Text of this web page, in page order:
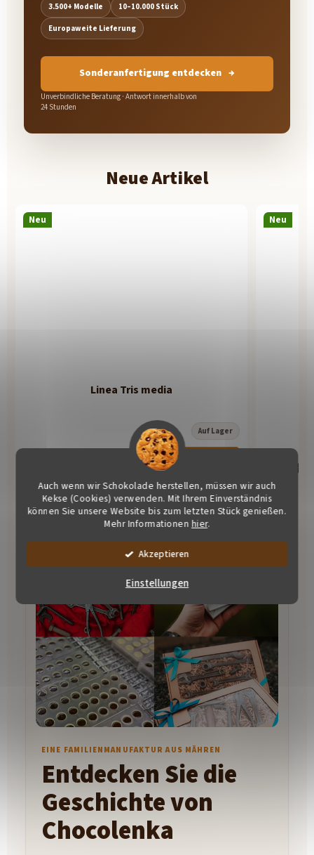
Auch wenn wir Schokolade herstellen, müssen wir auch
Kekse (Cookies) verwenden. Mit Ihrem Einverständnis
können Sie unsere Website bis zum letzten Stück genießen.
Mehr Informationen hier.
Akzeptieren
Einstellungen
3.500+ Modelle 10–10.000 Stück
Europaweite Lieferung
Sonderanfertigung entdecken
Unverbindliche Beratung · Antwort innerhalb von
24 Stunden
Neue Artikel
Neu
Linea Tris media
Auf Lager
In den Warenkorb
Neu
€14,84
EINE FAMILIENMANUFAKTUR AUS MÄHREN
Entdecken Sie die
Geschichte von
Chocolenka